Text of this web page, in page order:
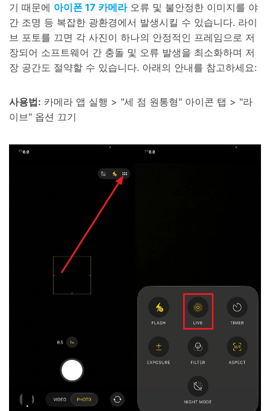
기 때문에 아이폰 17 카메라오류 및 불안정한 이미지를 야
간 조명 등 복잡한 광환경에서 발생시킬 수 있습니다. 라이
브 포토를 끄면 각 사진이 하나의 안정적인 프레임으로 저
장되어 소프트웨어 간 충돌 및 오류 발생을 최소화하며 저
장 공간도 절약할 수 있습니다. 아래의 안내를 참고하세요:
사용법: 카메라 앱 실행 > "세 점 원통형" 아이콘 탭 > "라
이브" 옵션 끄기